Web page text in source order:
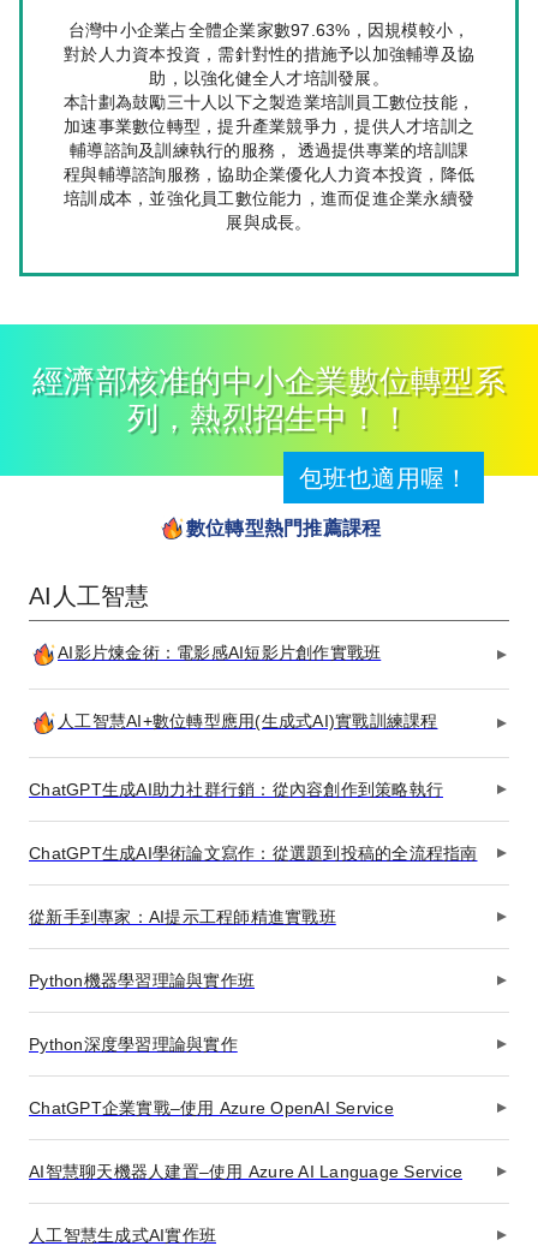
台灣中小企業占全體企業家數97.63%，因規模較小，
對於人力資本投資，需針對性的措施予以加強輔導及協
助，以強化健全人才培訓發展。
本計劃為鼓勵三十人以下之製造業培訓員工數位技能，
加速事業數位轉型，提升產業競爭力，提供人才培訓之
輔導諮詢及訓練執行的服務， 透過提供專業的培訓課
程與輔導諮詢服務，協助企業優化人力資本投資，降低
培訓成本，並強化員工數位能力，進而促進企業永續發
展與成長。
經濟部核准的中小企業數位轉型系
列，熱烈招生中！！
包班也適用喔！
數位轉型熱門推薦課程
AI人工智慧
AI影片煉金術：電影感AI短影片創作實戰班
人工智慧AI+數位轉型應用(生成式AI)實戰訓練課程
ChatGPT生成AI助力社群行銷：從內容創作到策略執行
ChatGPT生成AI學術論文寫作：從選題到投稿的全流程指南
從新手到專家：AI提示工程師精進實戰班
Python機器學習理論與實作班
Python深度學習理論與實作
ChatGPT企業實戰–使用 Azure OpenAI Service
AI智慧聊天機器人建置–使用 Azure AI Language Service
人工智慧生成式AI實作班